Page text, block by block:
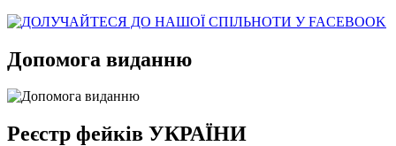
Допомога виданню
Реєстр фейків УКРАЇНИ